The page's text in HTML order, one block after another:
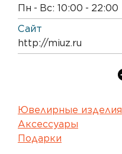
Пн - Вс: 10:00 - 22:00
Сайт
http://miuz.ru
Ювелирные изделия
Аксессуары
Подарки